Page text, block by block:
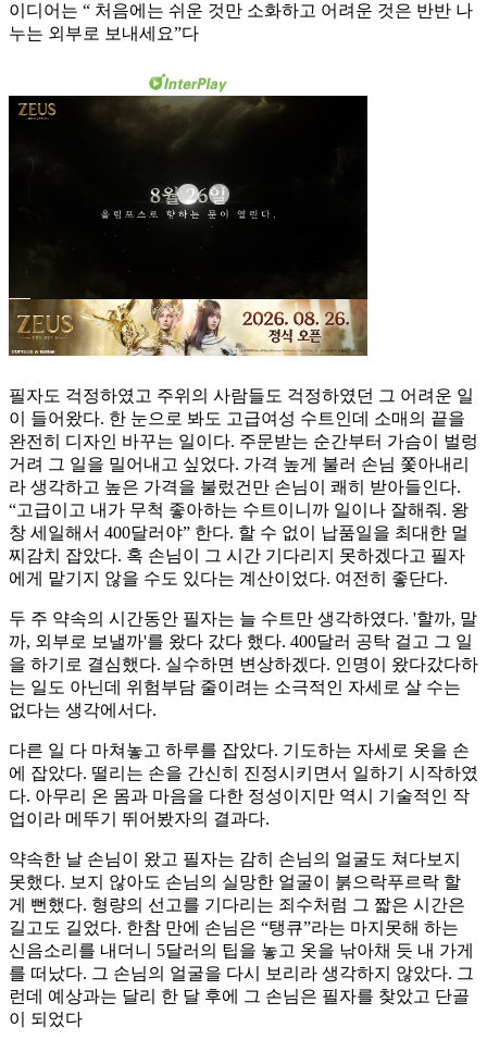
이디어는 “ 처음에는 쉬운 것만 소화하고 어려운 것은 반반 나
누는 외부로 보내세요”다
필자도 걱정하였고 주위의 사람들도 걱정하였던 그 어려운 일
이 들어왔다. 한 눈으로 봐도 고급여성 수트인데 소매의 끝을
완전히 디자인 바꾸는 일이다. 주문받는 순간부터 가슴이 벌렁
거려 그 일을 밀어내고 싶었다. 가격 높게 불러 손님 쫓아내리
라 생각하고 높은 가격을 불렀건만 손님이 쾌히 받아들인다.
“고급이고 내가 무척 좋아하는 수트이니까 일이나 잘해줘. 왕
창 세일해서 400달러야” 한다. 할 수 없이 납품일을 최대한 멀
찌감치 잡았다. 혹 손님이 그 시간 기다리지 못하겠다고 필자
에게 맡기지 않을 수도 있다는 계산이었다. 여전히 좋단다.
두 주 약속의 시간동안 필자는 늘 수트만 생각하였다. '할까, 말
까, 외부로 보낼까'를 왔다 갔다 했다. 400달러 공탁 걸고 그 일
을 하기로 결심했다. 실수하면 변상하겠다. 인명이 왔다갔다하
는 일도 아닌데 위험부담 줄이려는 소극적인 자세로 살 수는
없다는 생각에서다.
다른 일 다 마쳐놓고 하루를 잡았다. 기도하는 자세로 옷을 손
에 잡았다. 떨리는 손을 간신히 진정시키면서 일하기 시작하였
다. 아무리 온 몸과 마음을 다한 정성이지만 역시 기술적인 작
업이라 메뚜기 뛰어봤자의 결과다.
약속한 날 손님이 왔고 필자는 감히 손님의 얼굴도 쳐다보지
못했다. 보지 않아도 손님의 실망한 얼굴이 붉으락푸르락 할
게 뻔했다. 형량의 선고를 기다리는 죄수처럼 그 짧은 시간은
길고도 길었다. 한참 만에 손님은 “탱큐”라는 마지못해 하는
신음소리를 내더니 5달러의 팁을 놓고 옷을 낚아채 듯 내 가게
를 떠났다. 그 손님의 얼굴을 다시 보리라 생각하지 않았다. 그
런데 예상과는 달리 한 달 후에 그 손님은 필자를 찾았고 단골
이 되었다